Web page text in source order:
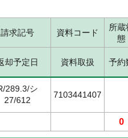
請求記号 資料コード
所蔵
態
却予定日 資料取扱 予約
289.3/シ
27/612
7103441407
0